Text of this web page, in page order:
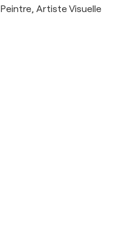
Peintre, Artiste Visuelle